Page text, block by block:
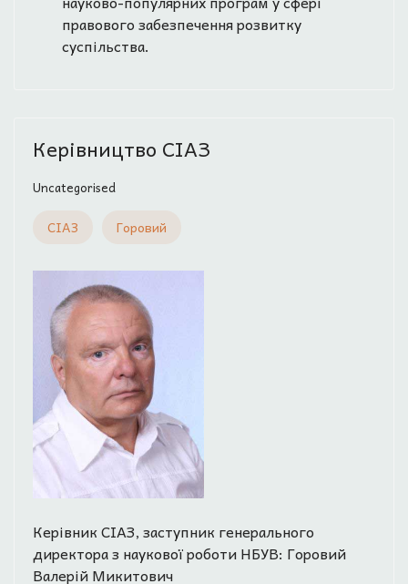
правового забезпечення розвитку
суспільства.
Керівництво СІАЗ
Uncategorised
СІАЗ Горовий
Керівник СІАЗ, заступник генерального
директора з наукової роботи НБУВ: Горовий
Валерій Микитович